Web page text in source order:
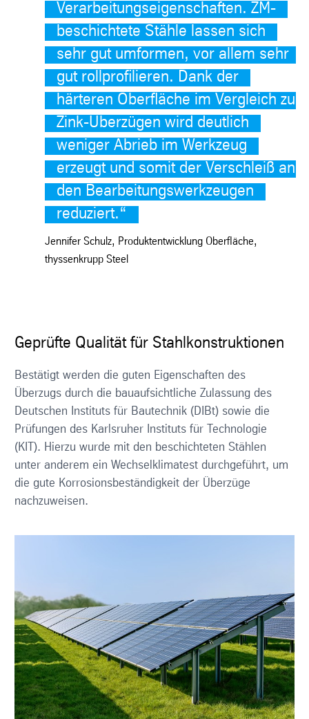
Verarbeitungseigenschaften. ZM-
beschichtete Stähle lassen sich
sehr gut umformen, vor allem sehr
gut rollprofilieren. Dank der
härteren Oberfläche im Vergleich zu
Zink-Überzügen wird deutlich
weniger Abrieb im Werkzeug
erzeugt und somit der Verschleiß an
den Bearbeitungswerkzeugen
reduziert.“
Jennifer Schulz, Produktentwicklung Oberfläche,
thyssenkrupp Steel
Geprüfte Qualität für Stahlkonstruktionen
Bestätigt werden die guten Eigenschaften des
Überzugs durch die bauaufsichtliche Zulassung des
Deutschen Instituts für Bautechnik (DIBt) sowie die
Prüfungen des Karlsruher Instituts für Technologie
(KIT). Hierzu wurde mit den beschichteten Stählen
unter anderem ein Wechselklimatest durchgeführt, um
die gute Korrosionsbeständigkeit der Überzüge
nachzuweisen.